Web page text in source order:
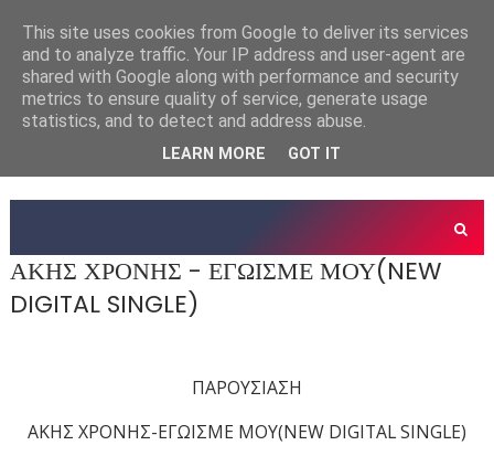
ΑΚΗΣ ΧΡΟΝΗΣ - ΕΓΩΙΣΜΕ ΜΟΥ(NEW
DIGITAL SINGLE)
ΠΑΡΟΥΣΙΑΣΗ
ΑΚΗΣ ΧΡΟΝΗΣ-ΕΓΩΙΣΜΕ ΜΟΥ(NEW DIGITAL SINGLE)
This site uses cookies from Google to deliver its services
and to analyze traffic. Your IP address and user-agent are
shared with Google along with performance and security
metrics to ensure quality of service, generate usage
statistics, and to detect and address abuse.
LEARN MORE GOT IT